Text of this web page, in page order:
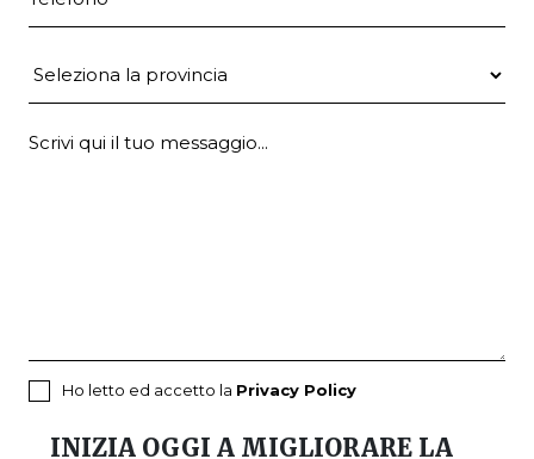
Ho letto ed accetto la Privacy Policy
INIZIA OGGI A MIGLIORARE LA